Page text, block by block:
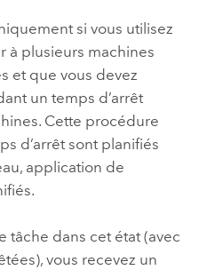
si vous utilisez
à plusieurs machines
et que vous devez
un temps d’arrêt
Cette procédure
d’arrêt sont planifiés
application de
tâche dans cet état (avec
vous recevez un